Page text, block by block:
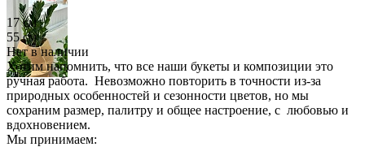
17 см
55 см
Нет в наличии
Хотим напомнить, что все наши букеты и композиции это
ручная работа. Невозможно повторить в точности из-за
природных особенностей и сезонности цветов, но мы
сохраним размер, палитру и общее настроение, с любовью и
вдохновением.
Мы принимаем: